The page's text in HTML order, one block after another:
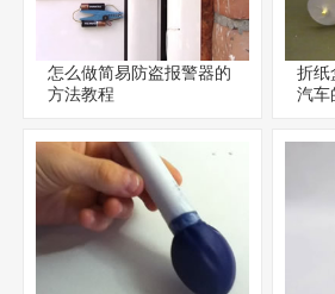
怎么做简易防盗报警器的
方法教程
折纸
汽车